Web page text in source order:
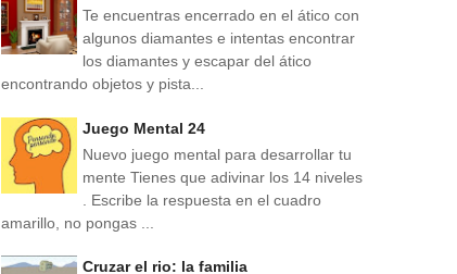
Te encuentras encerrado en el ático con
algunos diamantes e intentas encontrar
los diamantes y escapar del ático
encontrando objetos y pista...
Juego Mental 24
Nuevo juego mental para desarrollar tu
mente Tienes que adivinar los 14 niveles
. Escribe la respuesta en el cuadro
amarillo, no pongas ...
Cruzar el rio: la familia